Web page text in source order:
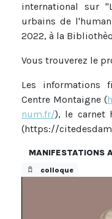
international sur
urbains de
2022, à la
Vous trouverez le
Les
Centre Montaigne (
num.fr/), le carnet
(https://
MANIFESTATIONS
colloque